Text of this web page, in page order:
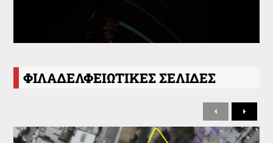
ΦΙΛΑΔΕΛΦΕΙΩΤΙΚΕΣ ΣΕΛΙΔΕΣ
PreviousNext